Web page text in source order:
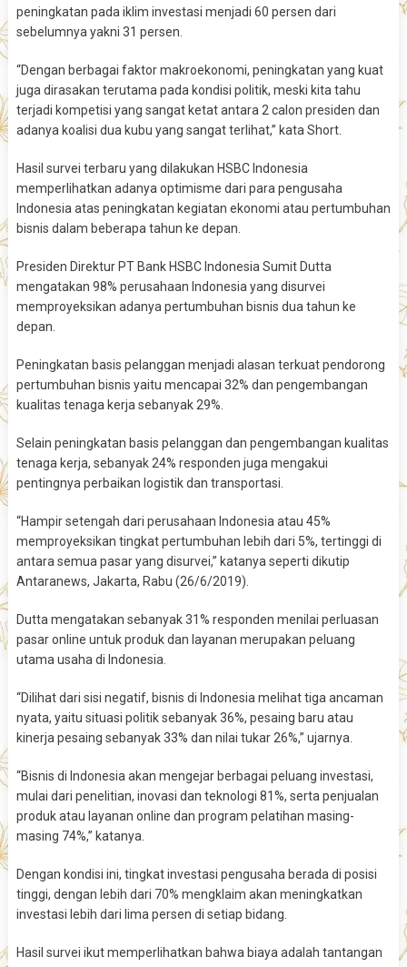
peningkatan pada iklim investasi menjadi 60 persen dari
sebelumnya yakni 31 persen.
“Dengan berbagai faktor makroekonomi, peningkatan yang kuat
juga dirasakan terutama pada kondisi politik, meski kita tahu
terjadi kompetisi yang sangat ketat antara 2 calon presiden dan
adanya koalisi dua kubu yang sangat terlihat,” kata Short.
Hasil survei terbaru yang dilakukan HSBC Indonesia
memperlihatkan adanya optimisme dari para pengusaha
Indonesia atas peningkatan kegiatan ekonomi atau pertumbuhan
bisnis dalam beberapa tahun ke depan.
Presiden Direktur PT Bank HSBC Indonesia Sumit Dutta
mengatakan 98% perusahaan Indonesia yang disurvei
memproyeksikan adanya pertumbuhan bisnis dua tahun ke
depan.
Peningkatan basis pelanggan menjadi alasan terkuat pendorong
pertumbuhan bisnis yaitu mencapai 32% dan pengembangan
kualitas tenaga kerja sebanyak 29%.
Selain peningkatan basis pelanggan dan pengembangan kualitas
tenaga kerja, sebanyak 24% responden juga mengakui
pentingnya perbaikan logistik dan transportasi.
“Hampir setengah dari perusahaan Indonesia atau 45%
memproyeksikan tingkat pertumbuhan lebih dari 5%, tertinggi di
antara semua pasar yang disurvei,” katanya seperti dikutip
Antaranews, Jakarta, Rabu (26/6/2019).
Dutta mengatakan sebanyak 31% responden menilai perluasan
pasar online untuk produk dan layanan merupakan peluang
utama usaha di Indonesia.
“Dilihat dari sisi negatif, bisnis di Indonesia melihat tiga ancaman
nyata, yaitu situasi politik sebanyak 36%, pesaing baru atau
kinerja pesaing sebanyak 33% dan nilai tukar 26%,” ujarnya.
“Bisnis di Indonesia akan mengejar berbagai peluang investasi,
mulai dari penelitian, inovasi dan teknologi 81%, serta penjualan
produk atau layanan online dan program pelatihan masing-
masing 74%,” katanya.
Dengan kondisi ini, tingkat investasi pengusaha berada di posisi
tinggi, dengan lebih dari 70% mengklaim akan meningkatkan
investasi lebih dari lima persen di setiap bidang.
Hasil survei ikut memperlihatkan bahwa biaya adalah tantangan